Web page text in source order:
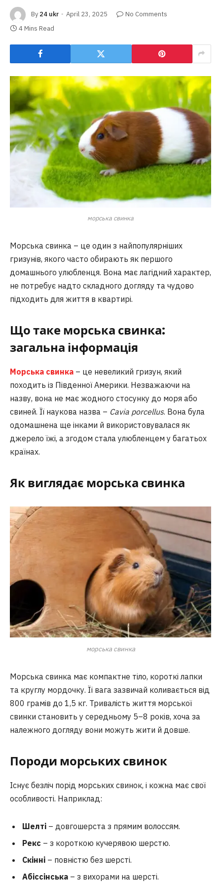
By 24 ukr April 23, 2025
No Comments
4 Mins Read
морська свинка
Морська свинка – це один з найпопулярніших
гризунів, якого часто обирають як першого
домашнього улюбленця. Вона має лагідний характер,
не потребує надто складного догляду та чудово
підходить для життя в квартирі.
Що таке морська свинка:
загальна інформація
Морська свинка – це невеликий гризун, який
походить із Південної Америки. Незважаючи на
назву, вона не має жодного стосунку до моря або
свиней. Її наукова назва – Cavia porcellus. Вона була
одомашнена ще інками й використовувалася як
джерело їжі, а згодом стала улюбленцем у багатьох
країнах.
Як виглядає морська свинка
морська свинка
Морська свинка має компактне тіло, короткі лапки
та круглу мордочку. Її вага зазвичай коливається від
800 грамів до 1,5 кг. Тривалість життя морської
свинки становить у середньому 5–8 років, хоча за
належного догляду вони можуть жити й довше.
Породи морських свинок
Існує безліч порід морських свинок, і кожна має свої
особливості. Наприклад:
Шелті – довгошерста з прямим волоссям.
Рекс – з короткою кучерявою шерстю.
Скінні – повністю без шерсті.
Абіссінська – з вихорами на шерсті.